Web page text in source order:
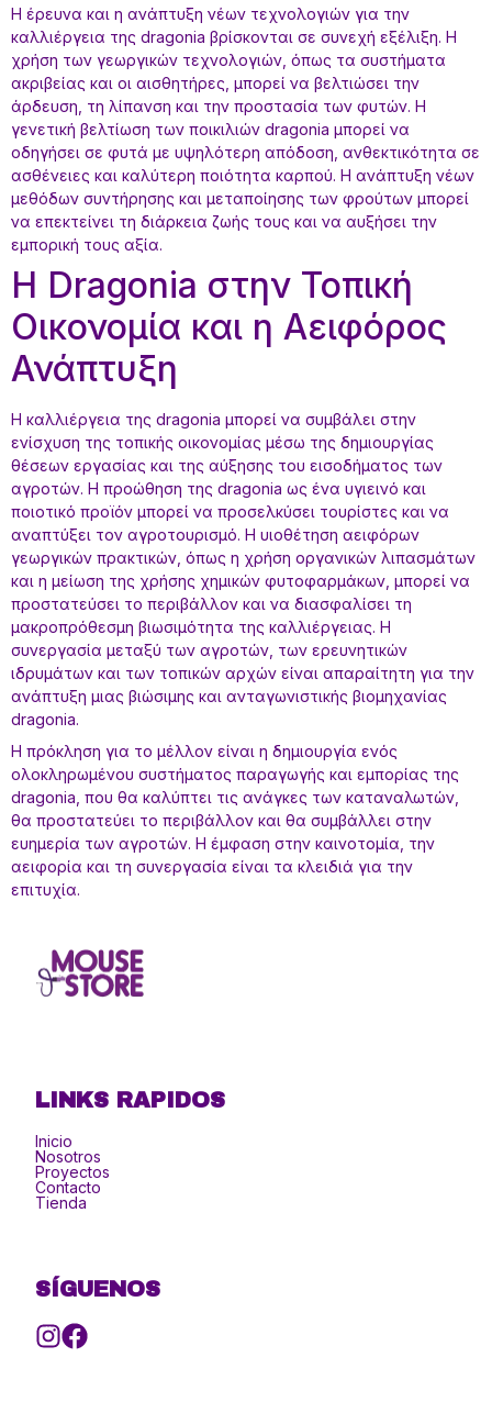
Η έρευνα και η ανάπτυξη νέων τεχνολογιών για την
καλλιέργεια της dragonia βρίσκονται σε συνεχή εξέλιξη. Η
χρήση των γεωργικών τεχνολογιών, όπως τα συστήματα
ακριβείας και οι αισθητήρες, μπορεί να βελτιώσει την
άρδευση, τη λίπανση και την προστασία των φυτών. Η
γενετική βελτίωση των ποικιλιών dragonia μπορεί να
οδηγήσει σε φυτά με υψηλότερη απόδοση, ανθεκτικότητα σε
ασθένειες και καλύτερη ποιότητα καρπού. Η ανάπτυξη νέων
μεθόδων συντήρησης και μεταποίησης των φρούτων μπορεί
να επεκτείνει τη διάρκεια ζωής τους και να αυξήσει την
εμπορική τους αξία.
Η Dragonia στην Τοπική
Οικονομία και η Αειφόρος
Ανάπτυξη
Η καλλιέργεια της dragonia μπορεί να συμβάλει στην
ενίσχυση της τοπικής οικονομίας μέσω της δημιουργίας
θέσεων εργασίας και της αύξησης του εισοδήματος των
αγροτών. Η προώθηση της dragonia ως ένα υγιεινό και
ποιοτικό προϊόν μπορεί να προσελκύσει τουρίστες και να
αναπτύξει τον αγροτουρισμό. Η υιοθέτηση αειφόρων
γεωργικών πρακτικών, όπως η χρήση οργανικών λιπασμάτων
και η μείωση της χρήσης χημικών φυτοφαρμάκων, μπορεί να
προστατεύσει το περιβάλλον και να διασφαλίσει τη
μακροπρόθεσμη βιωσιμότητα της καλλιέργειας. Η
συνεργασία μεταξύ των αγροτών, των ερευνητικών
ιδρυμάτων και των τοπικών αρχών είναι απαραίτητη για την
ανάπτυξη μιας βιώσιμης και ανταγωνιστικής βιομηχανίας
dragonia.
Η πρόκληση για το μέλλον είναι η δημιουργία ενός
ολοκληρωμένου συστήματος παραγωγής και εμπορίας της
dragonia, που θα καλύπτει τις ανάγκες των καταναλωτών,
θα προστατεύει το περιβάλλον και θα συμβάλλει στην
ευημερία των αγροτών. Η έμφαση στην καινοτομία, την
αειφορία και τη συνεργασία είναι τα κλειδιά για την
επιτυχία.
LINKS RAPIDOS
Inicio
Nosotros
Proyectos
Contacto
Tienda
SÍGUENOS